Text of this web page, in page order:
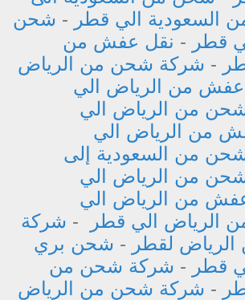
السعودية الي قطر - شحن
قطر - نقل عفش من
- شركة شحن من الرياض
من الرياض الي
من الرياض الي
من الرياض الي
من السعودية إلى
من الرياض الي
من الرياض الي
الرياض الي قطر - شركة
لقطر - شحن بري
قطر - شركة شحن من
- شركة شحن من الرياض